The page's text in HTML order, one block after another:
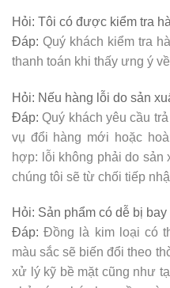
Hỏi: Tôi có được kiểm tra
Đáp: Quý khách kiểm tra
thanh toán khi thấy ưng ý
Hỏi: Nếu hàng lỗi do sản
Đáp:Quý khách yêu cầu
vụ đổi hàng mới hoặc
hợp: lỗi không phải do sản
chúng tôi sẽ từ chối tiếp
Hỏi: Sản phẩm có dễ bị
Đáp:Đồng là kim loại có
màu sắc sẽ biến đổi theo
xử lý kỹ bề mặt cũng như